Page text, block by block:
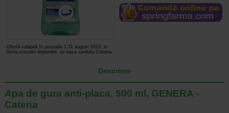
Ofertă valabilă în perioada 1-31 august 2026, in
limita stocului disponibil, pe baza cardului Catena.
Descriere
Apa de gura anti-placa, 500 ml, GENERA -
Catena